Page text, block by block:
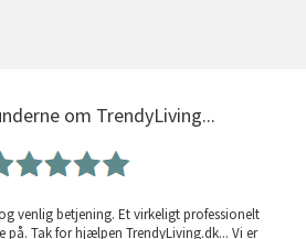
om TrendyLiving...
venlig betjening. Et virkeligt professionelt
på. Tak for hjælpen TrendyLiving.dk... Vi er